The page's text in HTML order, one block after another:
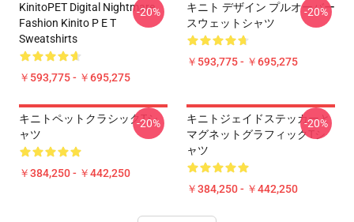
KinitoPET Digital Nightmare
Fashion Kinito P E T
Sweatshirts
￥593,775 - ￥695,275
-20%
キニト デザイン プルオーバー
スウェットシャツ
￥593,775 - ￥695,275
-20%
キニトペットクラシックTシ
ャツ
￥384,250 - ￥442,250
-20%
キニトジェイドステッカーと
マグネットグラフィックTシ
ャツ
￥384,250 - ￥442,250
-20%